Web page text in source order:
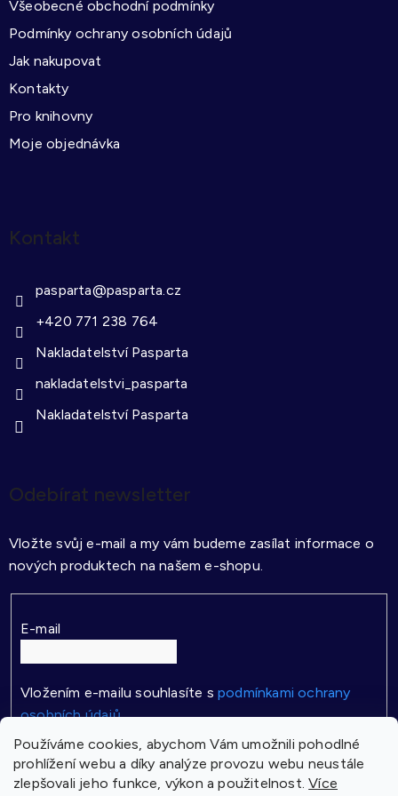
Používáme cookies, abychom Vám umožnili pohodlné
prohlížení webu a díky analýze provozu webu neustále
zlepšovali jeho funkce, výkon a použitelnost.Více
v
k
Všeobecné obchodní podmínky
Podmínky ochrany osobních údajů
Jak nakupovat
Kontakty
Pro knihovny
Moje objednávka
Kontakt
pasparta@pasparta.cz
+420 771 238 764
Nakladatelství Pasparta
nakladatelstvi_pasparta
Nakladatelství Pasparta
Odebírat newsletter
Vložte svůj e-mail a my vám budeme zasílat informace o
nových produktech na našem e-shopu.
E-mail
Vložením e-mailu souhlasíte s podmínkami ochrany
osobních údajů
PŘIHLÁSIT SE